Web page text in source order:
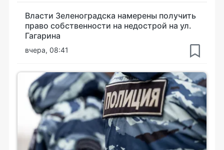
Власти Зеленоградска намерены получить
право собственности на недострой на ул.
Гагарина
вчера, 08:41